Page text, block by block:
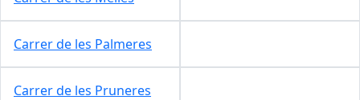
Carrer de les Palmeres
Carrer de les Pruneres